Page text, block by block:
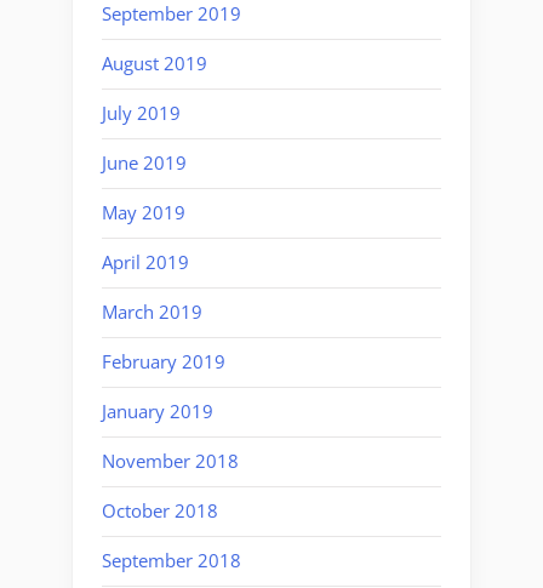
September 2019
August 2019
July 2019
June 2019
May 2019
April 2019
March 2019
February 2019
January 2019
November 2018
October 2018
September 2018